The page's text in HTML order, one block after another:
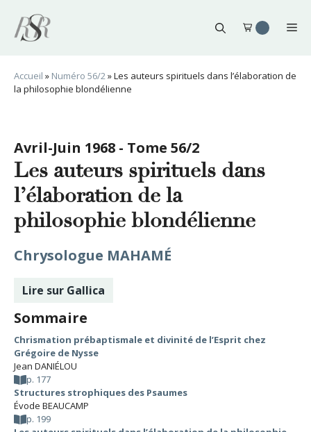
contenu
Accueil » Numéro 56/2»Les auteurs spirituels dans l’élaboration de
la philosophie blondélienne
Avril-Juin 1968 - Tome 56/2
Les auteurs spirituels dans
l’élaboration de la
philosophie blondélienne
Chrysologue MAHAMÉ
Lire sur Gallica
Sommaire
Chrismation prébaptismale et divinité de l’Esprit chez
Grégoire de Nysse
Jean DANIÉLOU
p. 177
Structures strophiques des Psaumes
Évode BEAUCAMP
p. 199